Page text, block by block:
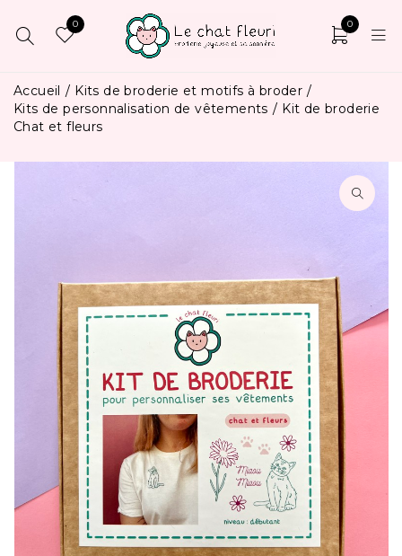
0 0
Accueil / Kits de broderie et motifs à broder /
Kits de personnalisation de vêtements / Kit de broderie
Chat et fleurs